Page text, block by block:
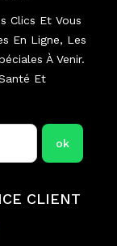
Clics Et Vous
En Ligne, Les
À Venir.
Et
CLIENT